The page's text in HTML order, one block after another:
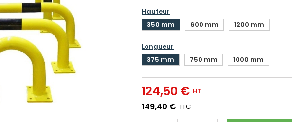
Hauteur
350 mm
600 mm 1200 mm
Longueur
375 mm
750 mm 1000 mm
124,50 € HT
149,40 € TTC